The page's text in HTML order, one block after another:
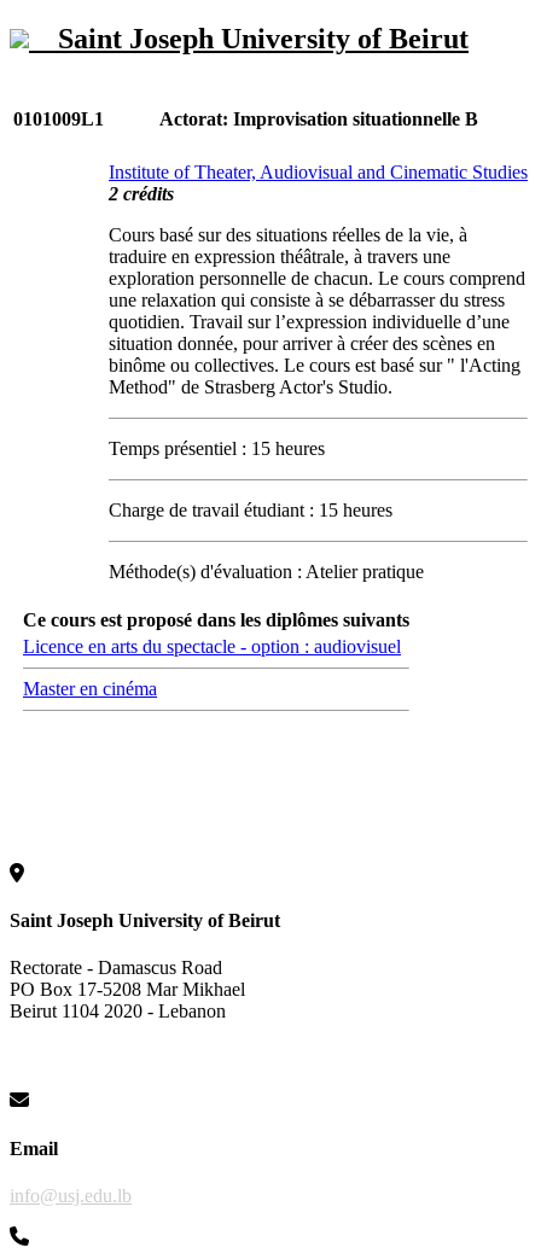
Saint Joseph University of Beirut
0101009L1 Actorat: Improvisation situationnelle B
Institute of Theater, Audiovisual and Cinematic Studies
2 crédits
Cours basé sur des situations réelles de la vie, à
traduire en expression théâtrale, à travers une
exploration personnelle de chacun. Le cours comprend
une relaxation qui consiste à se débarrasser du stress
quotidien. Travail sur l’expression individuelle d’une
situation donnée, pour arriver à créer des scènes en
binôme ou collectives. Le cours est basé sur " l'Acting
Method" de Strasberg Actor's Studio.
Temps présentiel : 15 heures
Charge de travail étudiant : 15 heures
Méthode(s) d'évaluation : Atelier pratique
Ce cours est proposé dans les diplômes suivants
Licence en arts du spectacle - option : audiovisuel
Master en cinéma
Saint Joseph University of Beirut
Rectorate - Damascus Road
PO Box 17-5208 Mar Mikhael
Beirut 1104 2020 - Lebanon
Email
info@usj.edu.lb